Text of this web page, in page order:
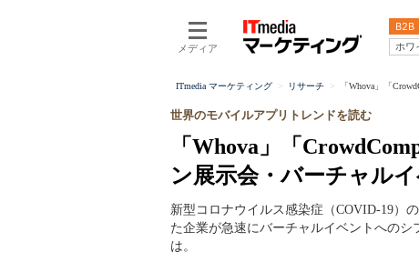
メディア
B2B
ホワ
ITmedia マーケティング リサーチ 「Whova」「
「Whova」「
ン展示会・バーチャル
世界のモバイルアプリトレンドを読む
新型コロナウイルス感染症（COVID-19）
た企業が急速にバーチャルイベントへの
は。